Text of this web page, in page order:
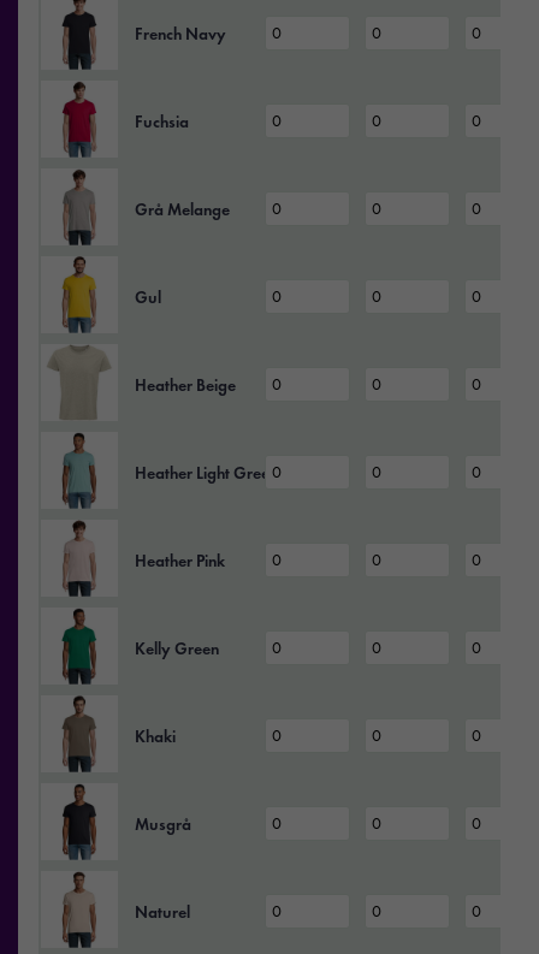
French Navy
Fuchsia
Grå Melange
Gul
Heather Beige
Heather Light Green
Heather Pink
Kelly Green
Khaki
Musgrå
Naturel